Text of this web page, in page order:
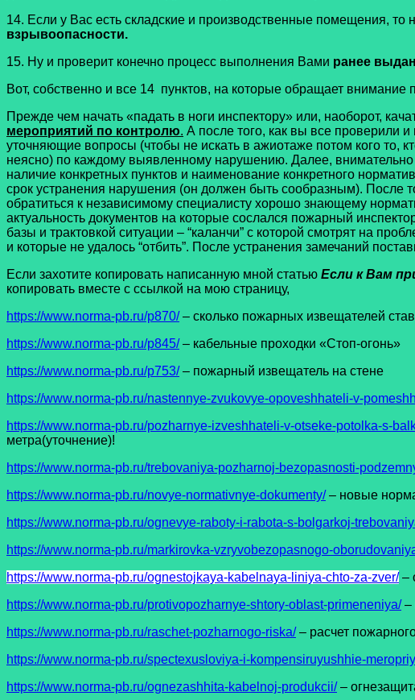
14. Если у Вас есть складские и производственные помещения,
взрывоопасности.
15. Ну и проверит конечно процесс выполнения Вами ранее
Вот, собственно и все 14 пунктов, на которые обращает внимание
Прежде чем начать «падать в ноги инспектору» или, наоборот,
мероприятий по контролю. А после того, как вы все проверили
уточняющие вопросы (чтобы не искать в ажиотаже потом кого то,
неясно) по каждому выявленному нарушению. Далее,
наличие конкретных пунктов и наименование конкретного
срок устранения нарушения (он должен быть сообразным). После
обратиться к независимому специалисту хорошо знающему
актуальность документов на которые сослался пожарный
базы и трактовкой ситуации – “каланчи” с которой смотрят на
и которые не удалось “отбить”. После устранения замечаний
Если захотите копировать написанную мной статью Если к Вам
копировать вместе с ссылкой на мою страницу,
https://www.norma-pb.ru/p870/ – сколько пожарных извещателей
https://www.norma-pb.ru/p845/ – кабельные проходки «Стоп-огонь»
https://www.norma-pb.ru/p753/ – пожарный извещатель на стене
https://www.norma-pb.ru/nastennye-zvukovye-opoveshhateli-v-
https://www.norma-pb.ru/pozharnye-izveshhateli-v-otseke-potolka-s-
метра(уточнение)!
https://www.norma-pb.ru/trebovaniya-pozharnoj-bezopasnosti-
https://www.norma-pb.ru/novye-normativnye-dokumenty/– новые
https://www.norma-pb.ru/ognevye-raboty-i-rabota-s-bolgarkoj-
https://www.norma-pb.ru/markirovka-vzryvobezopasnogo-
https://www.norma-pb.ru/ognestojkaya-kabelnaya-liniya-chto-za-zver/–
https://www.norma-pb.ru/protivopozharnye-shtory-oblast-primeneniya/ –
https://www.norma-pb.ru/raschet-pozharnogo-riska/– расчет
https://www.norma-pb.ru/spectexusloviya-i-kompensiruyushhie-
https://www.norma-pb.ru/ognezashhita-kabelnoj-produkcii/–